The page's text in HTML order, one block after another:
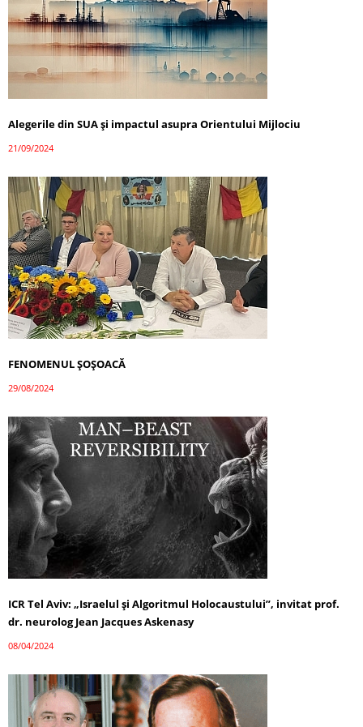
Alegerile din SUA și impactul asupra Orientului Mijlociu
21/09/2024
FENOMENUL ȘOȘOACĂ
29/08/2024
ICR Tel Aviv: „Israelul și Algoritmul Holocaustului”, invitat prof.
dr. neurolog Jean Jacques Askenasy
08/04/2024